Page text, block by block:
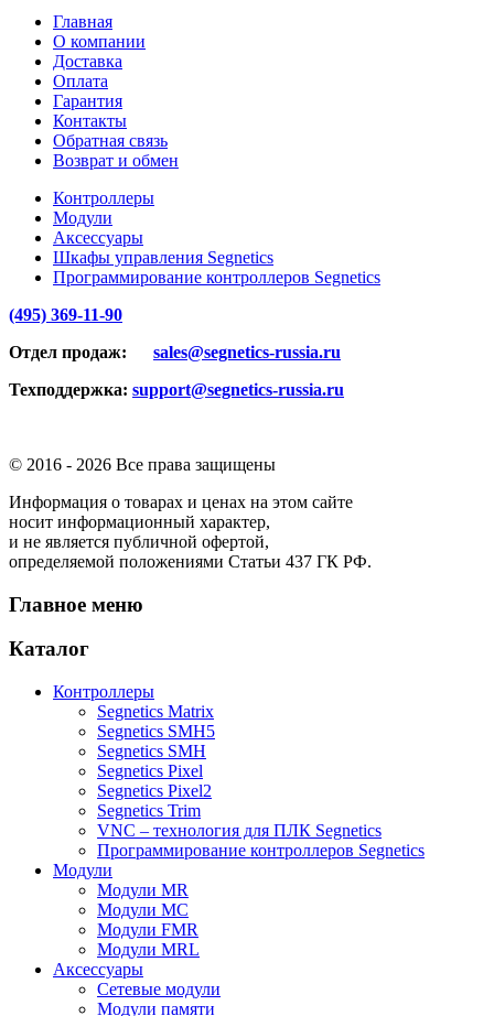
Главная
О компании
Доставка
Оплата
Гарантия
Контакты
Обратная связь
Возврат и обмен
Контроллеры
Модули
Аксессуары
Шкафы управления Segnetics
Программирование контроллеров Segnetics
(495) 369-11-90
Отдел продаж: sales@segnetics-russia.ru
Техподдержка: support@segnetics-russia.ru
© 2016 - 2026 Все права защищены
Информация о товарах и ценах на этом сайте
носит информационный характер,
и не является публичной офертой,
определяемой положениями Статьи 437 ГК РФ.
Главное меню
Каталог
Контроллеры
Segnetics Matrix
Segnetics SMH5
Segnetics SMH
Segnetics Pixel
Segnetics Pixel2
Segnetics Trim
VNC – технология для ПЛК Segnetics
Программирование контроллеров Segnetics
Модули
Модули MR
Модули MC
Модули FMR
Модули MRL
Аксеcсуары
Сетевые модули
Модули памяти